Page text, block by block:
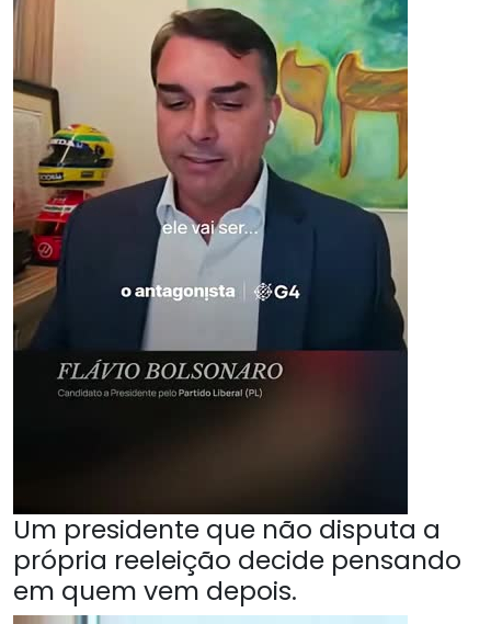
Um presidente que não disputa a
própria reeleição decide pensando
em quem vem depois.